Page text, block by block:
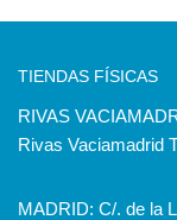
TIENDAS FÍSICAS
RIVAS
Rivas Vaciamadrid
MADRID: C/. de la